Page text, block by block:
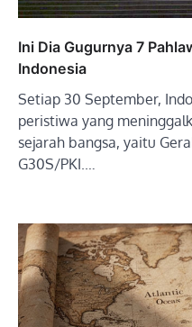
Ini Dia Gugurnya 7
Indonesia
Setiap 30 September,
peristiwa yang
sejarah bangsa, yaitu
G30S/PKI.…